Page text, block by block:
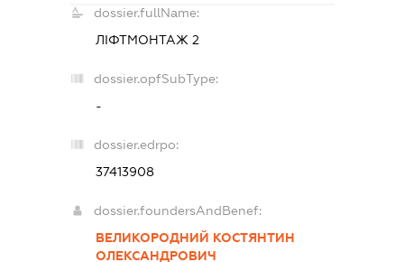
dossier.fullName:
ЛІФТМОНТАЖ 2
dossier.opfSubType:
-
dossier.edrpo:
37413908
dossier.foundersAndBenef:
ВЕЛИКОРОДНИЙ КОСТЯНТИН
ОЛЕКСАНДРОВИЧ